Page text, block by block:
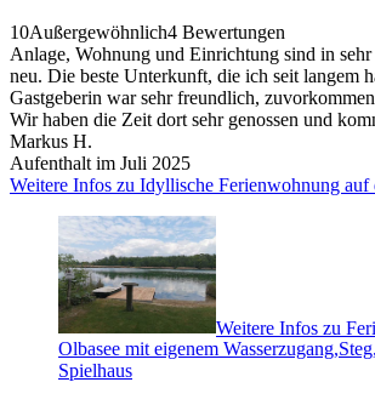
10Außergewöhnlich4 Bewertungen
Anlage, Wohnung und Einrichtung sind in
neu. Die beste Unterkunft, die ich seit langem
Gastgeberin war sehr freundlich,
Wir haben die Zeit dort sehr genossen und
Markus H.
Aufenthalt im Juli 2025
Weitere Infos zu Idyllische Ferienwohnung auf
Weitere Infos zu
Olbasee mit eigenem
Spielhaus